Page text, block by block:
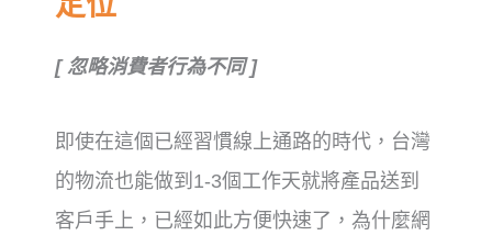
[ 忽略消費者行為不同 ]
即使在這個已經習慣線上通路的時代， 台灣
的物流也能做到1-3個工作天就將產品送到
客戶手上， 已經如此方便快速了，為什麼網